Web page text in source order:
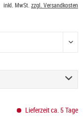
inkl. MwSt. zzgl. Versandkosten
12,90 €
Lieferzeit ca. 5 Tage